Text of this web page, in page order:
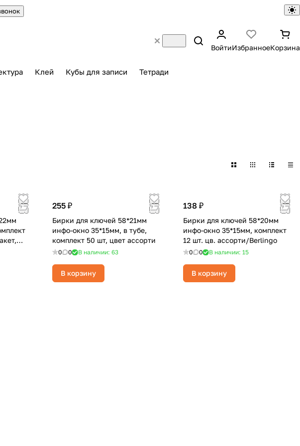
ВойтиИзбранноеКорзина
Клей Кубы для записи Тетради
255 ₽
Бирки для ключей 58*21мм
инфо-окно 35*15мм, в тубе,
комплект 50 шт, цвет ассорти
0 0 В наличии: 63
В корзину
138 ₽
Бирки для ключей 58*20мм
инфо-окно 35*15мм, комплект
12 шт. цв. ассорти/Berlingo
0 0 В наличии: 15
В корзину